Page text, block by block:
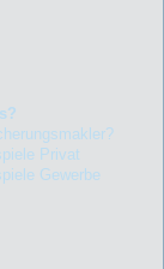
Privat
Gewerbe